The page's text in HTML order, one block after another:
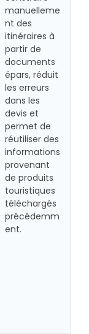
manuelleme
nt des
itinéraires à
partir de
documents
épars, réduit
les erreurs
dans les
devis et
permet de
réutiliser des
informations
provenant
de produits
touristiques
téléchargés
précédemm
ent.